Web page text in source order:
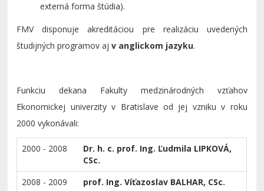
externá forma štúdia).
FMV disponuje akreditáciou pre realizáciu uvedených
študijných programov ajv anglickom jazyku.
Funkciu dekana Fakulty medzinárodných vzťahov
Ekonomickej univerzity v Bratislave od jej vzniku v roku
2000 vykonávali:
2000 - 2008 Dr. h. c. prof. Ing. Ľudmila LIPKOVÁ,
CSc.
2008 - 2009
prof. Ing. Víťazoslav BALHAR, CSc.